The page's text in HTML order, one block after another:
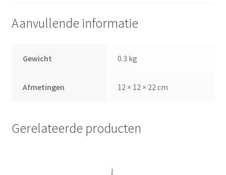
Aanvullende informatie
Gewicht 0.3 kg
Afmetingen 12 × 12 × 22 cm
Gerelateerde producten